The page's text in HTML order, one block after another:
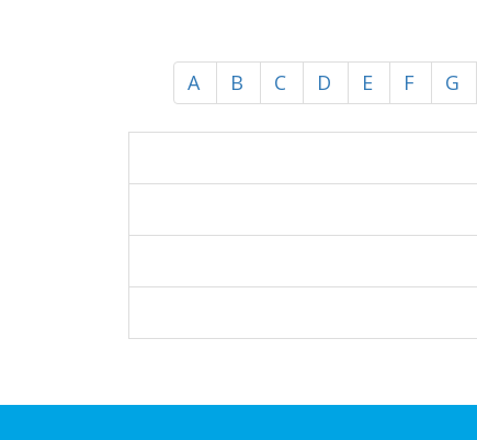
A B C D E F G